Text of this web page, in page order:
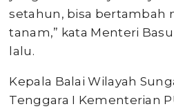
setahun, bisa bertambah
tanam,” kata Menteri
lalu.
Kepala Balai Wilayah
Tenggara I Kementerian